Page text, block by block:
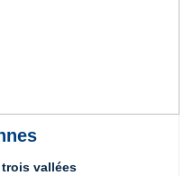
trois vallées